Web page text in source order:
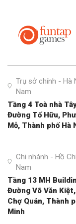
Trụ sở chính - Hà
Nam
Tầng 4 Toà nhà
Đường Tố Hữu,
Mỗ, Thành phố Hà
Chi nhánh - Hồ
Nam
Tầng 13 MH
Đường Võ Văn
Chợ Quán, Thành
Minh